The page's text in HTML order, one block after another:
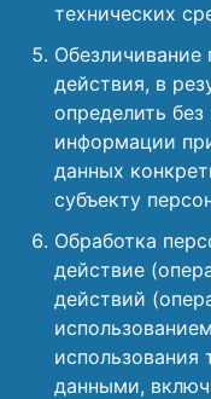
технических
действия, в
определить
информации
данных
субъекту
Обработка
действие
действий
использования
данными,